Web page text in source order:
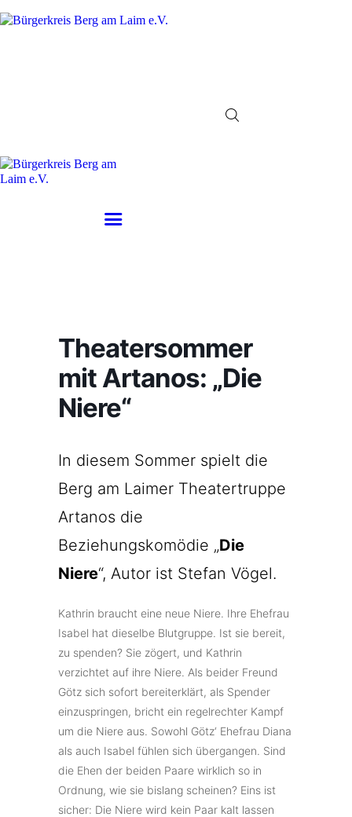
Kontakt
Theatersommer
mit Artanos: „Die
Niere“
In diesem Sommer spielt die
Berg am Laimer Theatertruppe
Artanos die
Beziehungskomödie „Die
Niere“, Autor ist Stefan Vögel.
Kathrin braucht eine neue Niere. Ihre Ehefrau
Isabel hat dieselbe Blutgruppe. Ist sie bereit,
zu spenden? Sie zögert, und Kathrin
verzichtet auf ihre Niere. Als beider Freund
Götz sich sofort bereiterklärt, als Spender
einzuspringen, bricht ein regelrechter Kampf
um die Niere aus. Sowohl Götz‘ Ehefrau Diana
als auch Isabel fühlen sich übergangen. Sind
die Ehen der beiden Paare wirklich so in
Ordnung, wie sie bislang scheinen? Eins ist
sicher: Die Niere wird kein Paar kalt lassen